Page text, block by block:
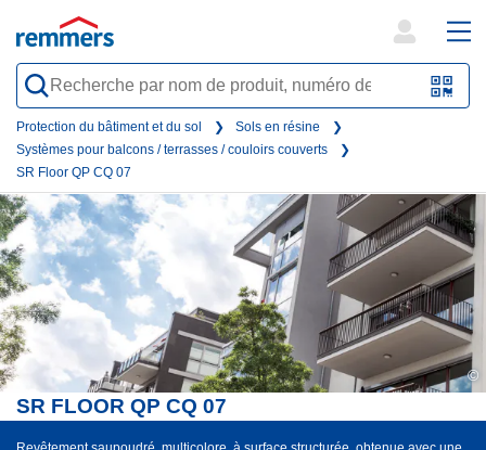
QR-
search
form
Protection du bâtiment et du sol
Sols en résine
Systèmes pour balcons / terrasses / couloirs couverts
SR Floor QP CQ 07
©
SR FLOOR QP CQ 07